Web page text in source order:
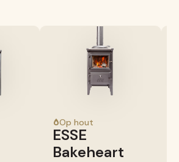
Op hout
ESSE
Bakeheart